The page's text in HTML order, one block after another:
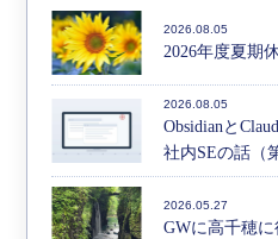
2026.08.05
2026年度夏期
2026.08.05
Obsidianと
社内SEの話（
2026.05.27
GWに高千穂